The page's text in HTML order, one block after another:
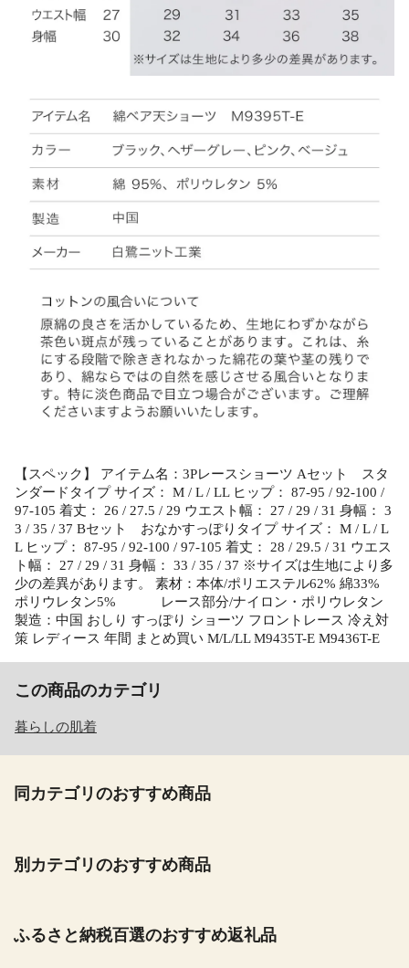
【スペック】 アイテム名：3Pレースショーツ Aセット スタ
ンダードタイプ サイズ： M / L / LL ヒップ： 87-95 / 92-100 /
97-105 着丈： 26 / 27.5 / 29 ウエスト幅： 27 / 29 / 31 身幅： 3
3 / 35 / 37 Bセット おなかすっぽりタイプ サイズ： M / L / L
L ヒップ： 87-95 / 92-100 / 97-105 着丈： 28 / 29.5 / 31 ウエス
ト幅： 27 / 29 / 31 身幅： 33 / 35 / 37 ※サイズは生地により多
少の差異があります。 素材：本体/ポリエステル62% 綿33%
ポリウレタン5% レース部分/ナイロン・ポリウレタン
製造：中国 おしり すっぽり ショーツ フロントレース 冷え対
策 レディース 年間 まとめ買い M/L/LL M9435T-E M9436T-E
この商品のカテゴリ
暮らしの肌着
同カテゴリのおすすめ商品
別カテゴリのおすすめ商品
ふるさと納税百選のおすすめ返礼品